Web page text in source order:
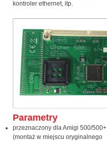
kontroler ethernet, itp.
Parametry
przeznaczony dla Amigi 500/500+
(montaż w miejscu oryginalnego